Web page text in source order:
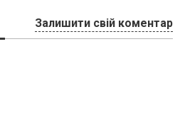
Залишити свій коментар